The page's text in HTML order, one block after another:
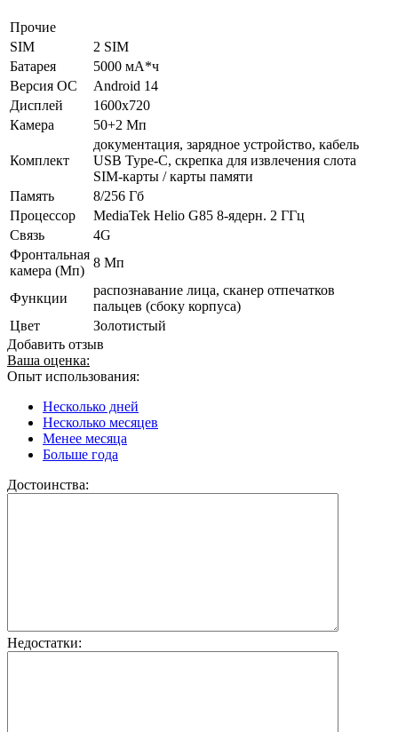
Прочие
SIM
2 SIM
Батарея
5000 мА*ч
Версия ОС
Android 14
Дисплей
1600x720
Камера
50+2 Мп
Комплект
документация, зарядное устройство, кабель
USB Type-C, скрепка для извлечения слота
SIM-карты / карты памяти
Память
8/256 Гб
Процессор
MediaTek Helio G85 8-ядерн. 2 ГГц
Связь
4G
Фронтальная
камера (Мп)
8 Мп
Функции
распознавание лица, сканер отпечатков
пальцев (сбоку корпуса)
Цвет
Золотистый
Добавить отзыв
Ваша оценка:
Опыт использования:
Несколько дней
Несколько месяцев
Менее месяца
Больше года
Достоинства:
Недостатки: